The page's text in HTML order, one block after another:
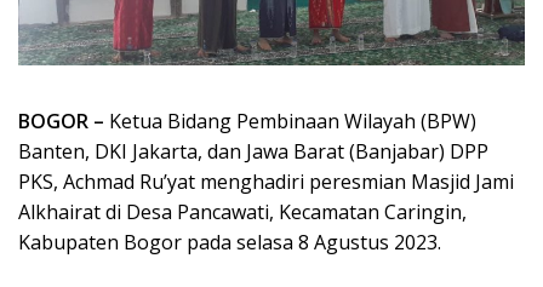
BOGOR – Ketua Bidang Pembinaan Wilayah (BPW)
Banten, DKI Jakarta, dan Jawa Barat (Banjabar) DPP
PKS, Achmad Ru’yat menghadiri peresmian Masjid Jami
Alkhairat di Desa Pancawati, Kecamatan Caringin,
Kabupaten Bogor pada selasa 8 Agustus 2023.